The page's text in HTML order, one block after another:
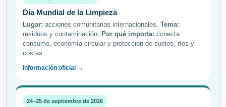
Día Mundial de la Limpieza
Lugar: acciones comunitarias internacionales. Tema:
residuos y contaminación. Por qué importa: conecta
consumo, economía circular y protección de suelos, ríos y
costas.
Información oficial →
24–25 de septiembre de 2026